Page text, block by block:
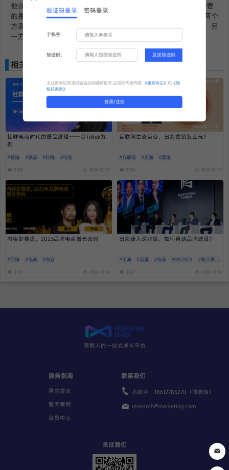
他谈到，“我们用到了很多技术去赋能这些营销形式，但是更重要
的是通过创意去把这些技术整合起来，让它真正的能够去解决两个
方面的问题：一个方面是洞察到用户的需求，解决用户的问题，另
一方面是解决这个品牌想要去传达的一些品牌理念。”
相关推荐
社群电商时代的爆品逻辑——以TikTok为
例
#营销 #爆品 #社群 #电商
3185 2024-02-27
互联网生态巨变，出海营销怎么玩？
#互联网 #出海 #营销
3396 2024-01-23
内容即赛道，2023品牌电商增长密码
#品牌 #电商 #内容
3197 2024-01-16
出海走入深水区，如何再谈品牌建设？
#出海 #品牌 #电商 #MS2023
#第八届灵
眸大赏
3287 2024-01-16
营销人的一站式成长平台
服务指南
需求提交
服务案例
会员中心
联系我们
小助手：18612785270（同微信）
research@morketing.com
关注我们
验证码登录 密码登录
手机号：
验证码： 发送验证码
未注册手机登录时会自动创建新账号,注册即代表同意 《服务协议》 和《隐
私权条款》
登录/注册